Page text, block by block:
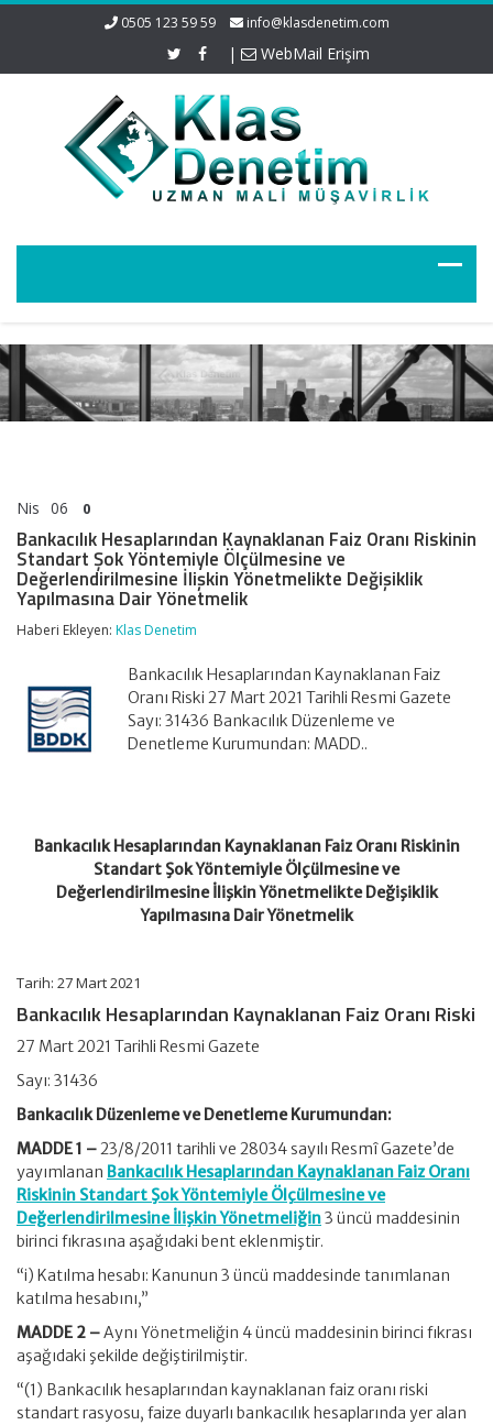
0505 123 59 59 info@klasdenetim.com
| WebMail Erişim
Nis 06 0
Bankacılık Hesaplarından Kaynaklanan Faiz Oranı Riskinin
Standart Şok Yöntemiyle Ölçülmesine ve
Değerlendirilmesine İlişkin Yönetmelikte Değişiklik
Yapılmasına Dair Yönetmelik
Haberi Ekleyen: Klas Denetim
Bankacılık Hesaplarından Kaynaklanan Faiz
Oranı Riski 27 Mart 2021 Tarihli Resmi Gazete
Sayı: 31436 Bankacılık Düzenleme ve
Denetleme Kurumundan: MADD..
Bankacılık Hesaplarından Kaynaklanan Faiz Oranı Riskinin
Standart Şok Yöntemiyle Ölçülmesine ve
Değerlendirilmesine İlişkin Yönetmelikte Değişiklik
Yapılmasına Dair Yönetmelik
Tarih: 27 Mart 2021
Bankacılık Hesaplarından Kaynaklanan Faiz Oranı Riski
27 Mart 2021 Tarihli Resmi Gazete
Sayı: 31436
Bankacılık Düzenleme ve Denetleme Kurumundan:
MADDE 1 –23/8/2011 tarihli ve 28034 sayılı Resmî Gazete’de
yayımlanan Bankacılık Hesaplarından Kaynaklanan Faiz Oranı
Riskinin Standart Şok Yöntemiyle Ölçülmesine ve
Değerlendirilmesine İlişkin Yönetmeliğin3 üncü maddesinin
birinci fıkrasına aşağıdaki bent eklenmiştir.
“i) Katılma hesabı: Kanunun 3 üncü maddesinde tanımlanan
katılma hesabını,”
MADDE 2 –Aynı Yönetmeliğin 4 üncü maddesinin birinci fıkrası
aşağıdaki şekilde değiştirilmiştir.
“(1) Bankacılık hesaplarından kaynaklanan faiz oranı riski
standart rasyosu, faize duyarlı bankacılık hesaplarında yer alan